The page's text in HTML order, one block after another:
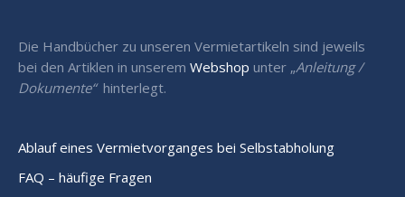
Die Handbücher zu unseren Vermietartikeln sind jeweils
bei den Artiklen in unserem Webshop unter „Anleitung /
Dokumente“ hinterlegt.
Ablauf eines Vermietvorganges bei Selbstabholung
FAQ – häufige Fragen